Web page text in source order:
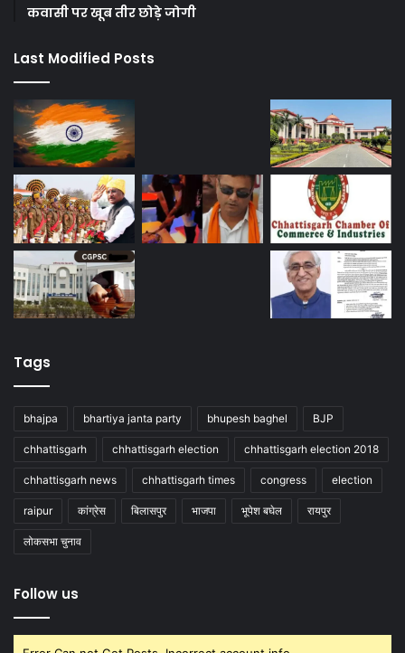
कवासी पर खूब तीर छोड़े जोगी
Last Modified Posts
Tags
bhajpa bhartiya janta party bhupesh baghel BJP
chhattisgarh chhattisgarh election chhattisgarh election 2018
chhattisgarh news chhattisgarh times congress election
raipur कांग्रेस बिलासपुर भाजपा भूपेश बघेल रायपुर
लोकसभा चुनाव
Follow us